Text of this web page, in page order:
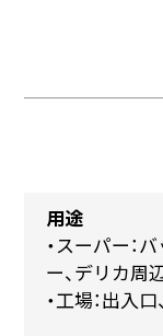
用途
・スーパー：
ー、デリカ周
・工場：出入